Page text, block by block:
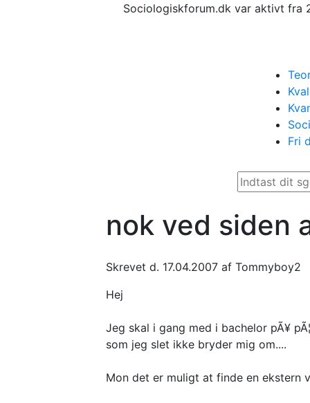
Sociologiskforum.dk var aktivt fra
Fri
nok ved siden
Skrevet d. 17.04.2007 af Tommyboy2
Hej
Jeg skal i gang med i bachelor pÃ¥
som jeg slet ikke bryder mig om....
Mon det er muligt at finde en ekstern